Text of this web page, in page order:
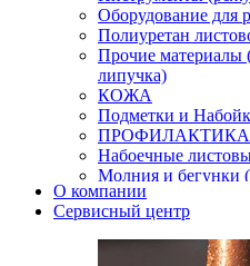
Оборудование для
Полиуретан
Прочие материалы
липучка)
КОЖА
Подметки и
Набоечные
Молния и бегунки
Нитки,иглы-
Уход и косметика
Кнопки
Пряжки для ремня
О компании
Сервисный центр